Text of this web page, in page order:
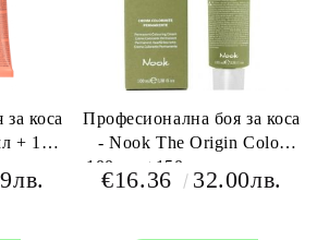
коса
+ 150
Професионална боя за коса
- Nook The Origin Color
100 мл +150 мл окислител
€16.36 32.00лв.